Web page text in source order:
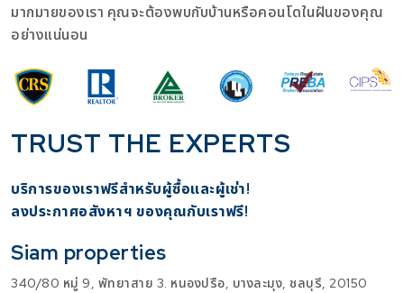
มากมายของเรา คุณจะต้องพบกับบ้านหรือคอนโดในฝันของคุณ
อย่างแน่นอน
TRUST THE EXPERTS
บริการของเราฟรีสำหรับผู้ซื้อและผู้เช่า!
​ลงประกาศอสังหาฯ ของคุณกับเราฟรี!
Siam properties
340/80 หมู่ 9, พัทยาสาย 3. หนองปรือ, บางละมุง, ชลบุรี, 20150